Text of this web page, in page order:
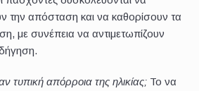
την απόσταση και να καθορίσουν τα
με συνέπεια να αντιμετωπίζουν
τυπική απόρροια της ηλικίας; Το να